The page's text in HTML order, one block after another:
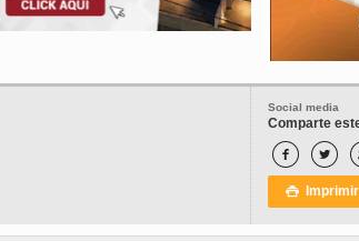
Social media
Comparte
 
 Imprimir